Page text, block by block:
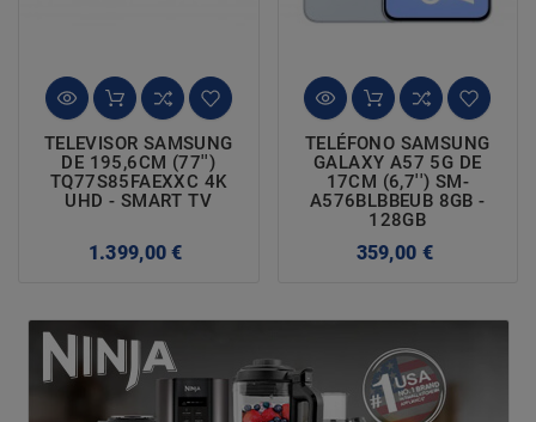
TELEVISOR SAMSUNG
DE 195,6CM (77'')
TQ77S85FAEXXC 4K
UHD - SMART TV
1.399,00 €
TELÉFONO SAMSUNG
GALAXY A57 5G DE
17CM (6,7'') SM-
A576BLBBEUB 8GB -
128GB
359,00 €